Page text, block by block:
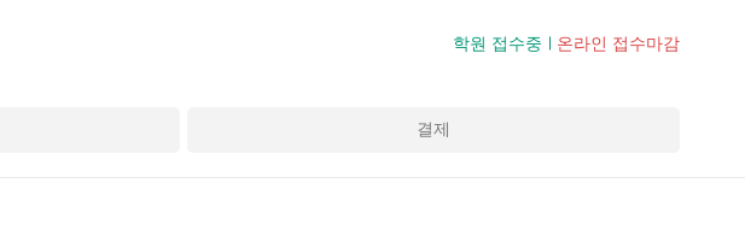
학원 접수중 온라인 접수마감
결제